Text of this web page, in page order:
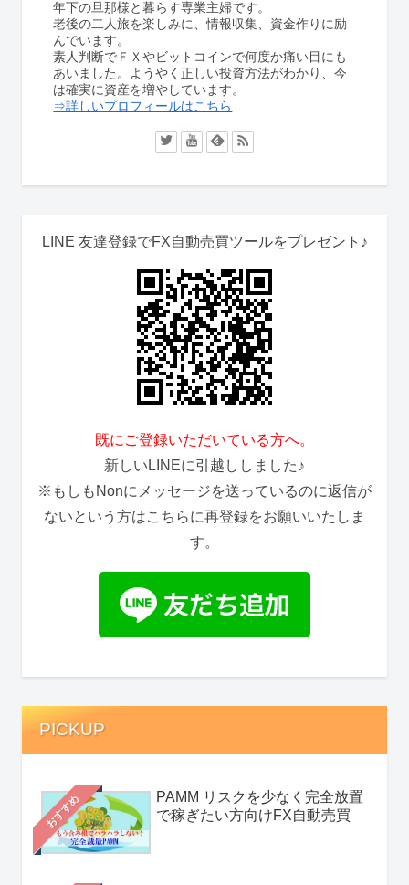
年下の旦那様と暮らす専業主婦です。
老後の二人旅を楽しみに、情報収集、資金作りに励
んでいます。
素人判断でＦＸやビットコインで何度か痛い目にも
あいました。ようやく正しい投資方法がわかり、今
は確実に資産を増やしています。
⇒詳しいプロフィールはこちら
LINE 友達登録でFX自動売買ツールをプレゼント♪
既にご登録いただいている方へ。
新しいLINEに引越ししました♪
※もしもNonにメッセージを送っているのに返信が
ないという方はこちらに再登録をお願いいたしま
す。
PICKUP
おすすめ
PAMM リスクを少なく完全放置
で稼ぎたい方向けFX自動売買